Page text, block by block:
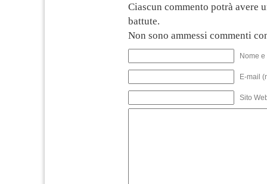
Ciascun commento potrà avere
battute.
Non sono ammessi commenti
Nome
E-mail
Sito